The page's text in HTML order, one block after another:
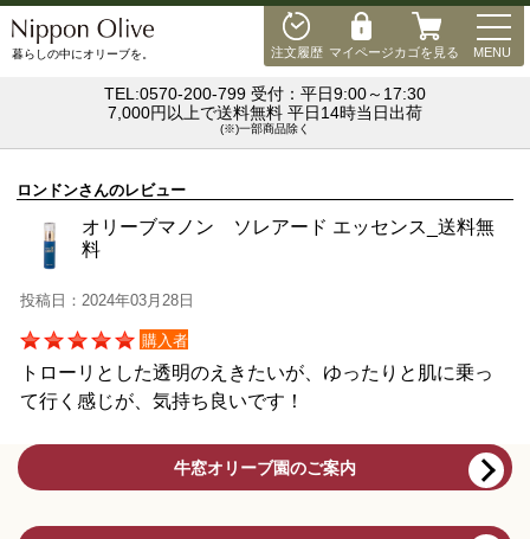
注文履歴 マイページカゴを見る MENU
暮らしの中にオリーブを。
TEL:0570-200-799 受付：平日9:00～17:30
7,000円以上で送料無料 平日14時当日出荷
(※)一部商品除く
ロンドンさんのレビュー
オリーブマノン ソレアード エッセンス_送料無
料
投稿日：2024年03月28日
購入者
トローリとした透明のえきたいが、ゆったりと肌に乗っ
て行く感じが、気持ち良いです！
牛窓オリーブ園のご案内